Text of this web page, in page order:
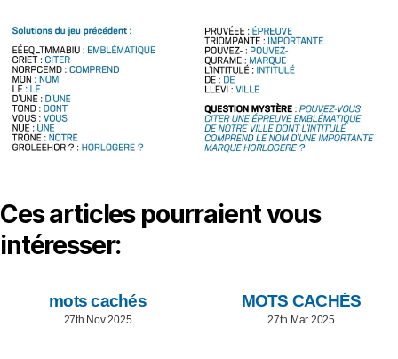
Ces articles pourraient vous
intéresser:
mots cachés
27th Nov 2025
MOTS CACHÉS
27th Mar 2025